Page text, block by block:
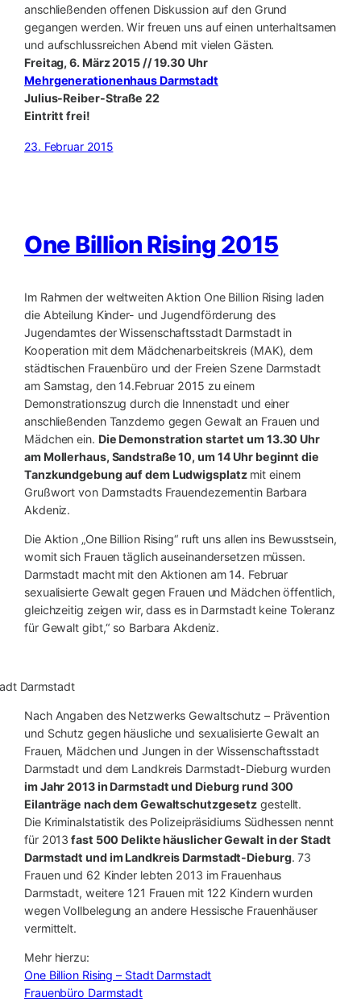
anschließenden offenen Diskussion auf den Grund
gegangen werden. Wir freuen uns auf einen unterhaltsamen
und aufschlussreichen Abend mit vielen Gästen.
Freitag, 6. März 2015 // 19.30 Uhr
Mehrgenerationenhaus Darmstadt
Julius-Reiber-Straße 22
Eintritt frei!
23. Februar 2015
One Billion Rising 2015
Im Rahmen der weltweiten Aktion One Billion Rising laden
die Abteilung Kinder- und Jugendförderung des
Jugendamtes der Wissenschaftsstadt Darmstadt in
Kooperation mit dem Mädchenarbeitskreis (MAK), dem
städtischen Frauenbüro und der Freien Szene Darmstadt
am Samstag, den 14.Februar 2015 zu einem
Demonstrationszug durch die Innenstadt und einer
anschließenden Tanzdemo gegen Gewalt an Frauen und
Mädchen ein. Die Demonstration startet um 13.30 Uhr
am Mollerhaus, Sandstraße 10, um 14 Uhr beginnt die
Tanzkundgebung auf dem Ludwigsplatzmit einem
Grußwort von Darmstadts Frauendezernentin Barbara
Akdeniz.
Die Aktion „One Billion Rising“ ruft uns allen ins Bewusstsein,
womit sich Frauen täglich auseinandersetzen müssen.
Darmstadt macht mit den Aktionen am 14. Februar
sexualisierte Gewalt gegen Frauen und Mädchen öffentlich,
gleichzeitig zeigen wir, dass es in Darmstadt keine Toleranz
für Gewalt gibt,“ so Barbara Akdeniz.
Darmstadt
Nach Angaben des Netzwerks Gewaltschutz – Prävention
und Schutz gegen häusliche und sexualisierte Gewalt an
Frauen, Mädchen und Jungen in der Wissenschaftsstadt
Darmstadt und dem Landkreis Darmstadt-Dieburg wurden
im Jahr 2013 in Darmstadt und Dieburg rund 300
Eilanträge nach dem Gewaltschutzgesetz gestellt.
Die Kriminalstatistik des Polizeipräsidiums Südhessen nennt
für 2013 fast 500 Delikte häuslicher Gewalt in der Stadt
Darmstadt und im Landkreis Darmstadt-Dieburg. 73
Frauen und 62 Kinder lebten 2013 im Frauenhaus
Darmstadt, weitere 121 Frauen mit 122 Kindern wurden
wegen Vollbelegung an andere Hessische Frauenhäuser
vermittelt.
Mehr hierzu:
One Billion Rising – Stadt Darmstadt
Frauenbüro Darmstadt